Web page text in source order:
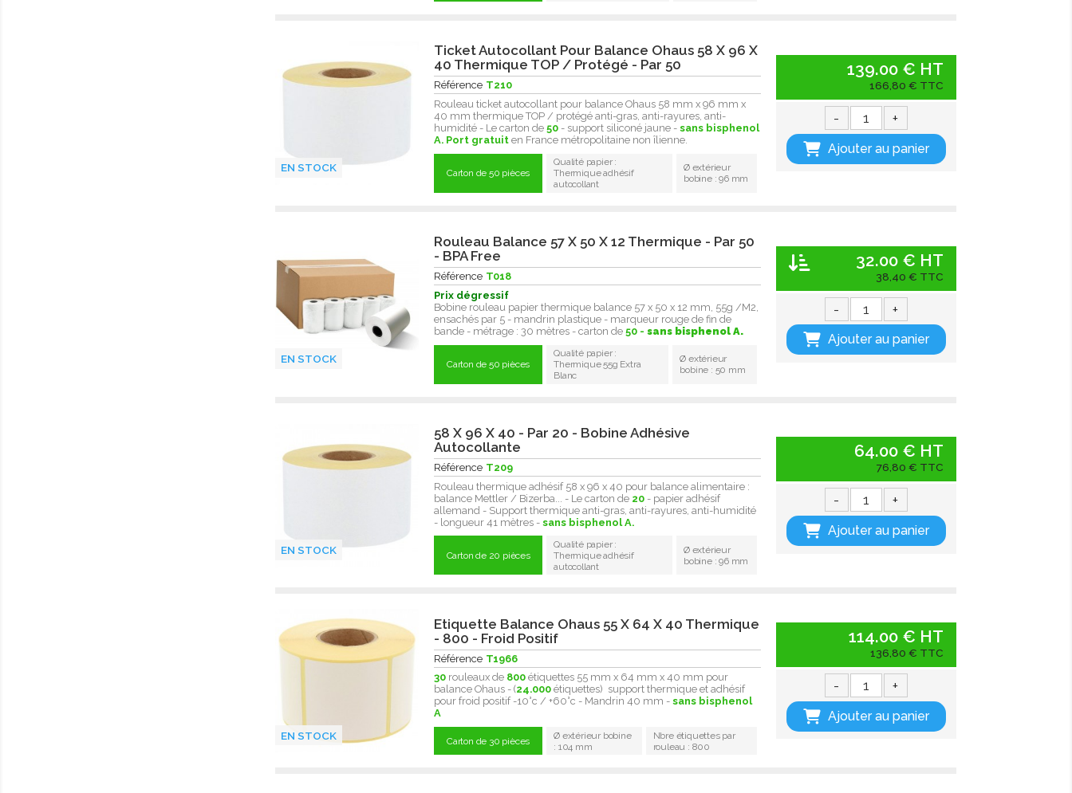
EN STOCK
Ticket Autocollant Pour Balance Ohaus 58 X 96 X
40 Thermique TOP / Protégé - Par 50
Référence T210
Rouleau ticket autocollant pour balance Ohaus 58 mm x 96 mm x
40 mm thermique TOP / protégé anti-gras, anti-rayures, anti-
humidité - Le carton de50 - support siliconé jaune -sans bisphenol
A. Port gratuit en France métropolitaine non îlienne.
Carton de 50 pièces
Qualité papier :
Thermique adhésif
autocollant
Ø extérieur
bobine : 96 mm
139.00 € HT
166,80 € TTC
- +
Ajouter au panier
EN STOCK
Rouleau Balance 57 X 50 X 12 Thermique - Par 50
- BPA Free
Référence T018
Prix dégressif
Bobine rouleau papier thermique balance 57 x 50 x 12 mm, 55g /M2,
ensachés par 5 - mandrin plastique - marqueur rouge de fin de
bande - métrage : 30 mètres - carton de50 -sans bisphenol A.
Carton de 50 pièces
Qualité papier :
Thermique 55g Extra
Blanc
Ø extérieur
bobine : 50 mm
32.00 € HT
38,40 € TTC
- +
Ajouter au panier
EN STOCK
58 X 96 X 40 - Par 20 - Bobine Adhésive
Autocollante
Référence T209
Rouleau thermique adhésif 58 x 96 x 40 pour balance alimentaire :
balance Mettler / Bizerba... - Le carton de 20 - papier adhésif
allemand - Support thermique anti-gras, anti-rayures, anti-humidité
- longueur 41 mètres -sans bisphenol A.
Carton de 20 pièces
Qualité papier :
Thermique adhésif
autocollant
Ø extérieur
bobine : 96 mm
64.00 € HT
76,80 € TTC
- +
Ajouter au panier
EN STOCK
Etiquette Balance Ohaus 55 X 64 X 40 Thermique
- 800 - Froid Positif
Référence T1966
30 rouleaux de 800 étiquettes 55 mm x 64 mm x 40 mm pour
balance Ohaus - (24.000 étiquettes) support thermique et adhésif
pour froid positif -10°c / +60°c - Mandrin 40 mm -sans bisphenol
A
Carton de 30 pièces
Ø extérieur bobine
: 104 mm
Nbre étiquettes par
rouleau : 800
114.00 € HT
136,80 € TTC
- +
Ajouter au panier